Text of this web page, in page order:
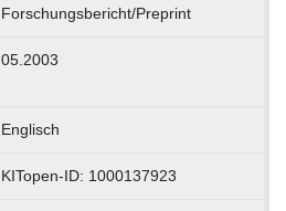
Forschungsbericht/Preprint
05.2003
Englisch
KITopen-ID: 1000137923